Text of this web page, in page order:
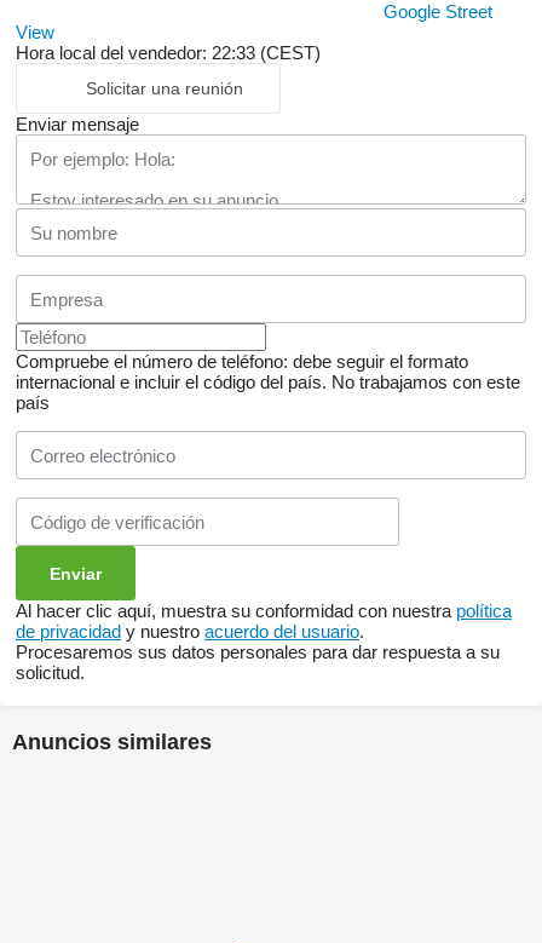
Google Street
View
Hora local del vendedor: 22:33 (CEST)
Solicitar una reunión
Enviar mensaje
Compruebe el número de teléfono: debe seguir el formato
internacional e incluir el código del país. No trabajamos con este
país
Al hacer clic aquí, muestra su conformidad con nuestra política
de privacidad y nuestro acuerdo del usuario.
Procesaremos sus datos personales para dar respuesta a su
solicitud.
Anuncios similares